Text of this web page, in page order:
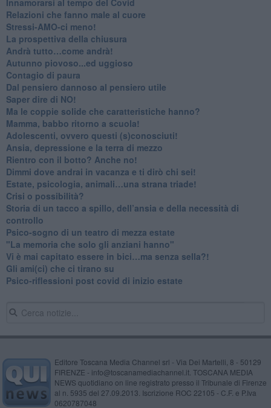
​Relazioni che fanno male al cuore
​Stressi-AMO-ci meno!
​La prospettiva della chiusura
​Andrà tutto…come andrà!
Autunno piovoso...ed uggioso
​Contagio di paura
​Dal pensiero dannoso al pensiero utile
​Saper dire di NO!
​Ma le coppie solide che caratteristiche hanno?
​Mamma, babbo ritorno a scuola!
Adolescenti, ovvero questi (s)conosciuti!
Ansia, depressione e la terra di mezzo
​Rientro con il botto? Anche no!
Dimmi dove andrai in vacanza e ti dirò chi sei!
​Estate, psicologia, animali…una strana triade!
​Crisi o possibilità?
​Storia di un tacco a spillo, dell’ansia e della necessità di
controllo
​Psico-sogno di un teatro di mezza estate
"La memoria che solo gli anziani hanno"
​Vi è mai capitato essere in bici…ma senza sella?!
​Gli ami(ci) che ci tirano su
Psico-riflessioni post covid di inizio estate
Editore Toscana Media Channel srl - Via Dei Martelli, 8 - 50129
FIRENZE - info@toscanamediachannel.it. TOSCANA MEDIA
NEWS quotidiano on line registrato presso il Tribunale di Firenze
al n. 5935 del 27.09.2013. Iscrizione ROC 22105 - C.F. e P.Iva
0620787048